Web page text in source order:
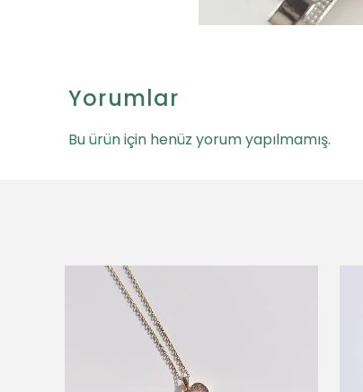
Yorumlar
Bu ürün için henüz yorum yapılmamış.